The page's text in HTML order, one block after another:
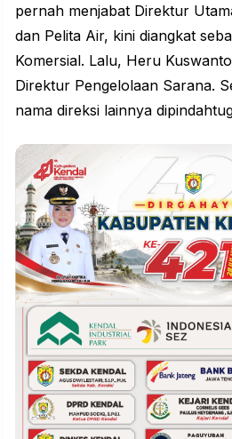
pernah menjabat Direktur
dan Pelita Air, kini diangkat
Komersial. Lalu, Heru
Direktur Pengelolaan Sarana.
nama direksi lainnya